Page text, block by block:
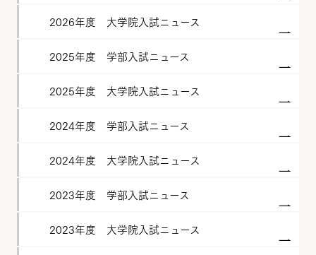
2026年度 大学院入試ニュース
2025年度 学部入試ニュース
2025年度 大学院入試ニュース
2024年度 学部入試ニュース
2024年度 大学院入試ニュース
2023年度 学部入試ニュース
2023年度 大学院入試ニュース